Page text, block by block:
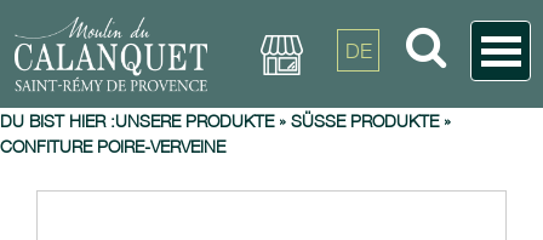
DE
DU BIST HIER :UNSERE PRODUKTE» SÜSSE PRODUKTE »
CONFITURE POIRE-VERVEINE